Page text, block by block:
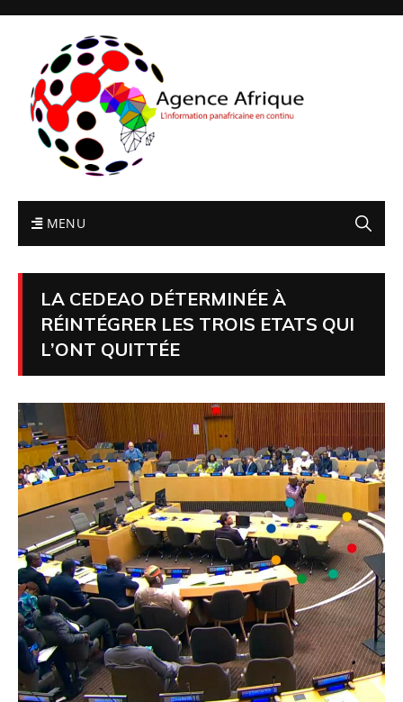
MENU
LA CEDEAO DÉTERMINÉE À
RÉINTÉGRER LES TROIS ETATS QUI
L’ONT QUITTÉE